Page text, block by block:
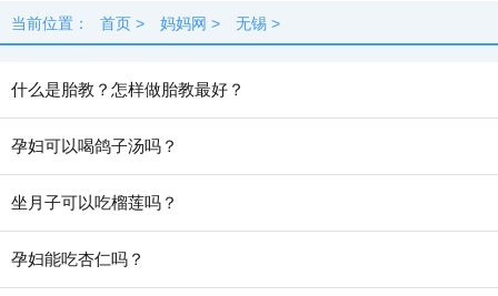
当前位置： 首页 > 妈妈网 > 无锡 >
什么是胎教？怎样做胎教最好？
孕妇可以喝鸽子汤吗？
坐月子可以吃榴莲吗？
孕妇能吃杏仁吗？